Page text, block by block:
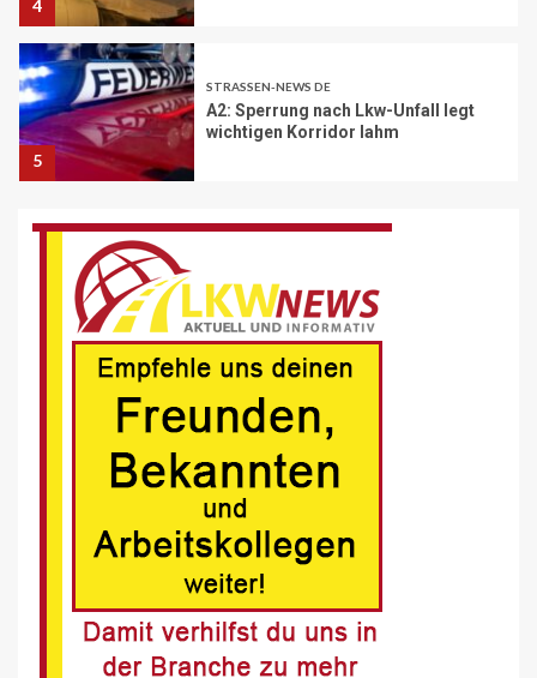
5
wichtigen Korridor lahm
Volvo Trucks erhält Deutschen
MAN Engines präsentiert nächste
Generation der bewährten Baureihe
MAN E32
BLAULICHT DE
Schwerverletzter Fussgänger nach
Unfall in Buer
BLAULICHT DE